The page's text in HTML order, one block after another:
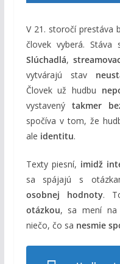
V 21. storočí prestáva
človek vyberá. Stáva
Slúchadlá,
vytvárajú stav
Človek už hudbu
vystavený takmer
spočíva v tom, že
ale identitu.
Texty piesní, imidž
sa spájajú s
osobnej hodnoty.
otázkou, sa mení
niečo, čo sa nesmie